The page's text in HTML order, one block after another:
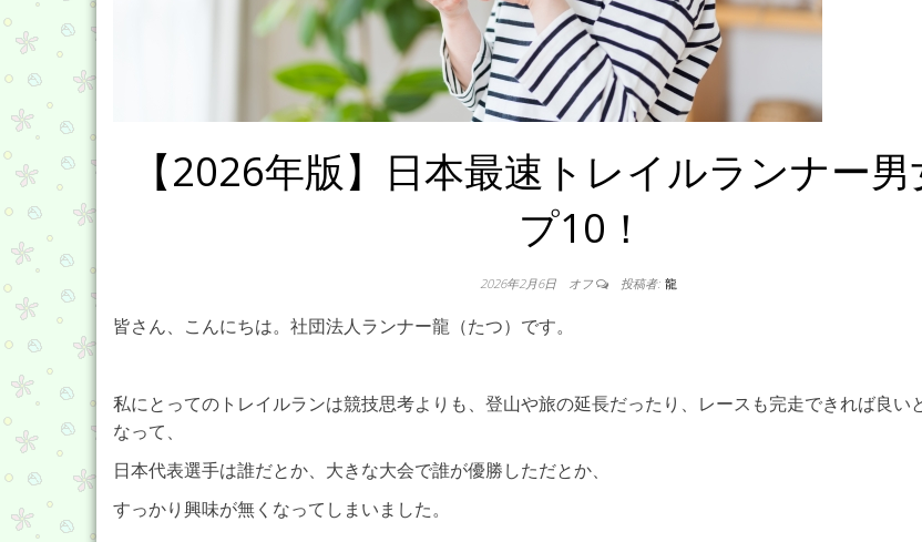
【2026年版】日本最速トレイルランナー男
プ10！
2026年2月6日 オフ 投稿者: 龍
皆さん、こんにちは。社団法人ランナー龍（たつ）です。
私にとってのトレイルランは競技思考よりも、登山や旅の延長だったり、レースも完走できれば良い
なって、
日本代表選手は誰だとか、大きな大会で誰が優勝しただとか、
すっかり興味が無くなってしまいました。